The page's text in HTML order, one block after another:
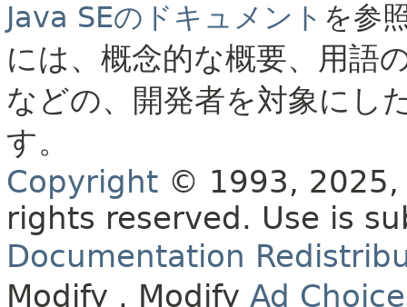
Java SEのドキュメント を参
には、概念的な概要、用語
などの、開発者を対象にし
す。
Copyright © 1993,
rights reserved. Use is
Documentation
Modify . Modify Ad